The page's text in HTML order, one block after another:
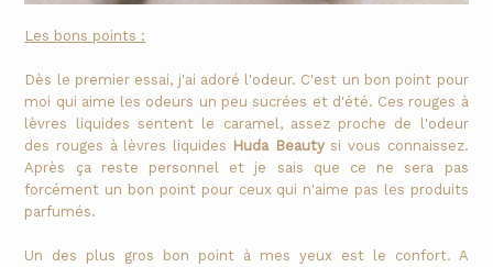
Les bons points :
Dès le premier essai, j'ai adoré l'odeur. C'est un bon point pour
moi qui aime les odeurs un peu sucrées et d'été. Ces rouges à
lèvres liquides sentent le caramel, assez proche de l'odeur
des rouges à lèvres liquides Huda Beautysi vous connaissez.
Après ça reste personnel et je sais que ce ne sera pas
forcément un bon point pour ceux qui n'aime pas les produits
parfumés.
Un des plus gros bon point à mes yeux est le confort. A